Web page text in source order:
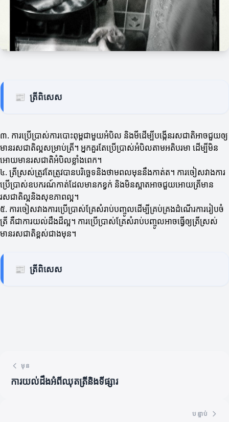
📰 ត្រីពិសេស
៣. ការប្រើប្រាស់ការបោះពុម្ពជាមួយអំបិល និងមីដើម្បីបង្កើនរសជាតិអាចជួយឲ្យ
មានរសជាតិល្អសម្រាប់ត្រី។ អ្នកគួរតែប្រើប្រាស់អំបិលតាមអតិបរមា ដើម្បីមិន
អោយមានរសជាតិអំបិលខ្លាំងពេក។
៤. ត្រីស្រស់ត្រូវតែត្រូវបានបរិច្ឆេទនិងថាមពលមុននឹងកាត់ត។ ការចៀសវាងការ
ប្រើប្រាស់ឧបករណ៍កាត់ដែលមានកខ្វក់ និងមិនស្អាតអាចជួយអោយត្រីមាន
រសជាតិល្អនិងសុខភាពល្អ។
៥. ការចៀសវាងការប្រើប្រាស់គ្រែសំរាប់បញ្ចូលដើម្បីគ្រប់គ្រងដំណើរការរៀបចំ
ត្រី គឺជាការយល់ដឹងដ៏ល្អ។ ការប្រើប្រាស់គ្រែសំរាប់បញ្ចូលអាចធ្វើឲ្យត្រីស្រស់
មានរសជាតិខ្ពស់ជាងមុន។
📰 ត្រីពិសេស
មុន
ការយល់ដឹងអំពីឈុតត្រីនិងទីផ្សារ
បន្ទាប់